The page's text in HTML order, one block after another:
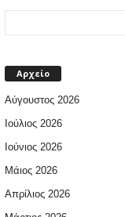
Αρχείο
Αύγουστος 2026
Ιούλιος 2026
Ιούνιος 2026
Μάιος 2026
Απρίλιος 2026